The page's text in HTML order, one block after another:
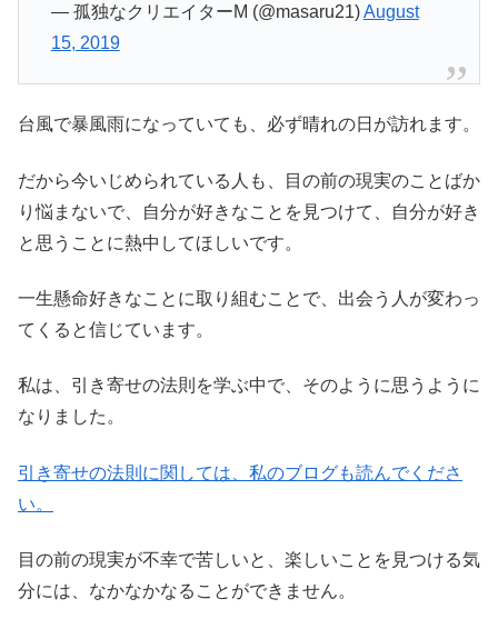
— 孤独なクリエイターM (@masaru21)August
15, 2019
台風で暴風雨になっていても、必ず晴れの日が訪れます。
だから今いじめられている人も、目の前の現実のことばか
り悩まないで、自分が好きなことを見つけて、自分が好き
と思うことに熱中してほしいです。
一生懸命好きなことに取り組むことで、出会う人が変わっ
てくると信じています。
私は、引き寄せの法則を学ぶ中で、そのように思うように
なりました。
引き寄せの法則に関しては、私のブログも読んでくださ
い。
目の前の現実が不幸で苦しいと、楽しいことを見つける気
分には、なかなかなることができません。